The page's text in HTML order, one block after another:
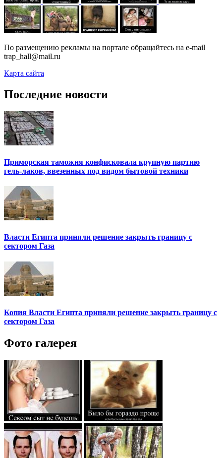
По размещению рекламы на портале обращайтесь на e-mail
trap_hall@mail.ru
Карта сайта
Последние новости
Приморская таможня конфисковала крупную партию
гель-лаков, ввезенных под видом бытовой техники
Власти Египта приняли решение закрыть границу с
сектором Газа
Копия Власти Египта приняли решение закрыть границу с
сектором Газа
Фото галерея